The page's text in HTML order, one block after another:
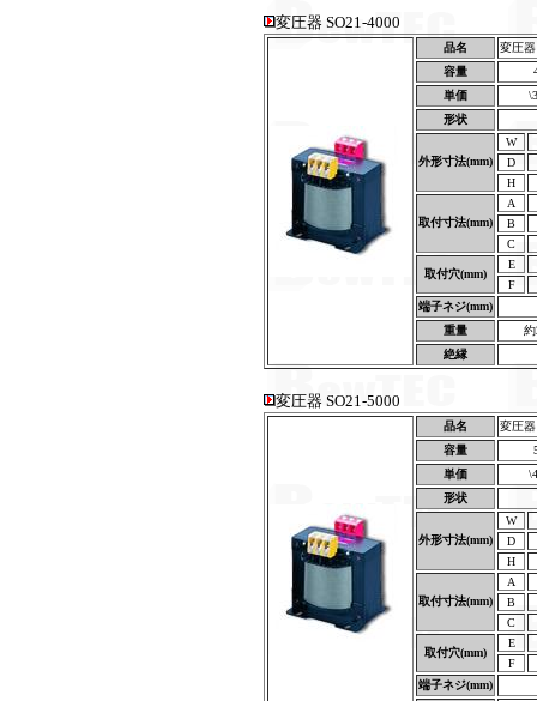
変圧器 SO21-4000
品名
変圧器
容量
単価
形状
外形寸法(mm)
W
D
H
取付寸法(mm)
A
B
C
取付穴(mm)
E
F
端子ネジ(mm)
重量
絶縁
変圧器 SO21-5000
品名
変圧器
容量
単価
形状
外形寸法(mm)
W
D
H
取付寸法(mm)
A
B
C
取付穴(mm)
E
F
端子ネジ(mm)